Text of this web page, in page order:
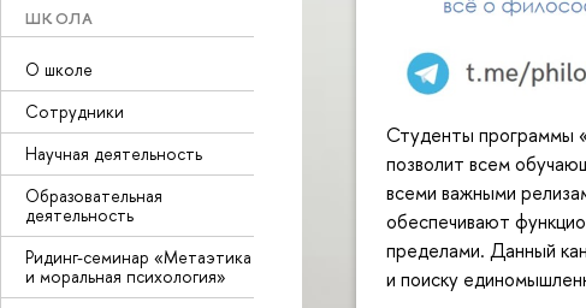
ШКОЛА
О школе
Сотрудники
Научная деятельность
Образовательная
деятельность
Ридинг-семинар «Метаэтика
и моральная психология»
Студенты программы
позволит всем
всеми важными
обеспечивают
пределами. Данный
и поиску